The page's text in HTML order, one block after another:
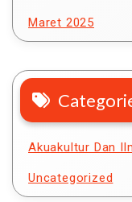
Maret 2025
Akuakultur Dan
Uncategorized